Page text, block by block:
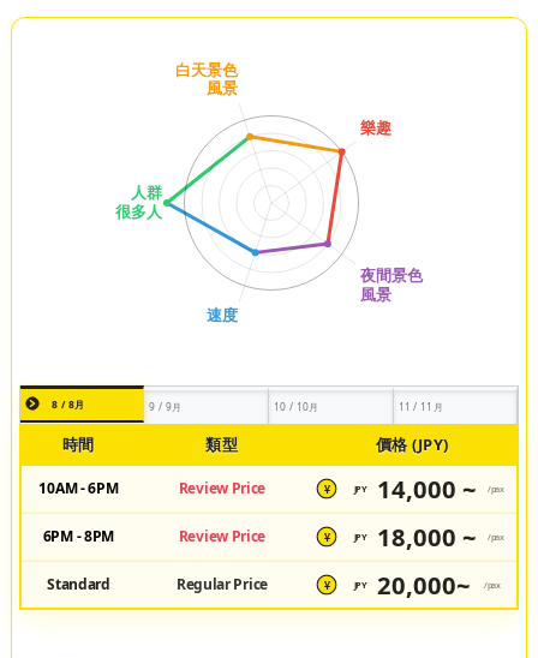
8 / 8月 9 / 9月 10 / 10月 11 / 11月
時間 類型 價格 (JPY)
10AM - 6PM Review Price ¥ JPY 14,000 ~ /pax
6PM - 8PM Review Price ¥ JPY 18,000 ~ /pax
Standard Regular Price ¥ JPY 20,000~ /pax